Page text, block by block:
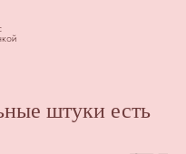
штуки есть